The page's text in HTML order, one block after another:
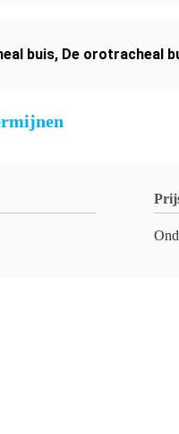
buis, De orotracheal